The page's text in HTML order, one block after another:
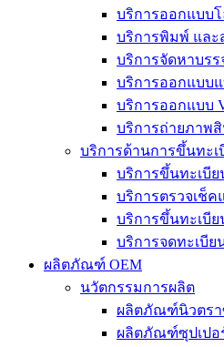
บริการออกแบบโ
บริการพิมพ์ แล
บริการจัดหาบร
บริการออกแบบ
บริการออกแบบ
บริการถ่ายภาพ
บริการด้านการขึ้นทะเ
บริการขึ้นทะเบีย
บริการตรวจเช็
บริการขึ้นทะเบี
บริการจดทะเบี
ผลิตภัณฑ์ OEM
นวัตกรรมการผลิต
ผลิตภัณฑ์นิวตร
ผลิตภัณฑ์ซุปเปอ